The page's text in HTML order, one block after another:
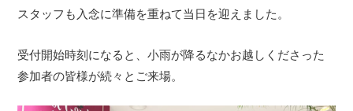
スタッフも入念に準備を重ねて当日を迎えました。
受付開始時刻になると、小雨が降るなかお越しくださった
参加者の皆様が続々とご来場。